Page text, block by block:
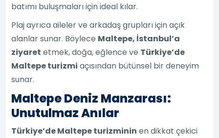
batımı buluşmaları için ideal kılar.
Plaj ayrıca aileler ve arkadaş grupları için açık
alanlar sunar. Böylece Maltepe, İstanbul’a
ziyaret etmek, doğa, eğlence ve Türkiye’de
Maltepe turizmi açısından bütünsel bir deneyim
sunar.
Maltepe Deniz Manzarası:
Unutulmaz Anılar
Türkiye’de Maltepe turizminin en dikkat çekici